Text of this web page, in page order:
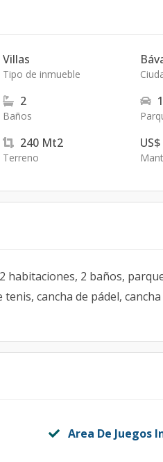
Villas
Tipo de inmueble
2
Baños
1
240 Mt2
Terreno
habitaciones, 2 baños,
tenis, cancha de pádel,
Area De Juegos